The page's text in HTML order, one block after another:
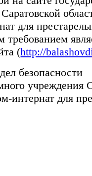
для
требованием
(http://
безопасности
учреждения
интернат для